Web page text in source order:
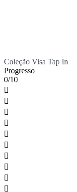
Coleção Visa Tap In
Progresso
0/10









